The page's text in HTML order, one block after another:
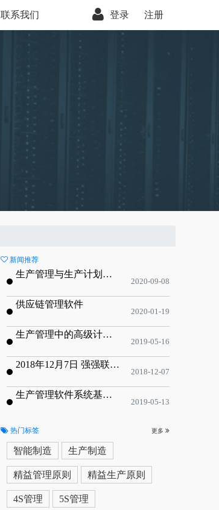
联系我们 登录 注册
新闻推荐
生产管理与生产计划的目标
2020-09-08
供应链管理软件
2020-01-19
生产管理中的高级计划与排程优化
2019-05-16
2018年12月7日 强强联手，共同推进电子器件领域APS应用典范 风华高科生产自动化工业互联网应用项目-APS项目启动会
2018-12-07
生产管理软件系统基于信息化的解决方案
2019-05-13
热门标签 更多
智能制造 生产制造
精益管理原则 精益生产原则
4S管理 5S管理